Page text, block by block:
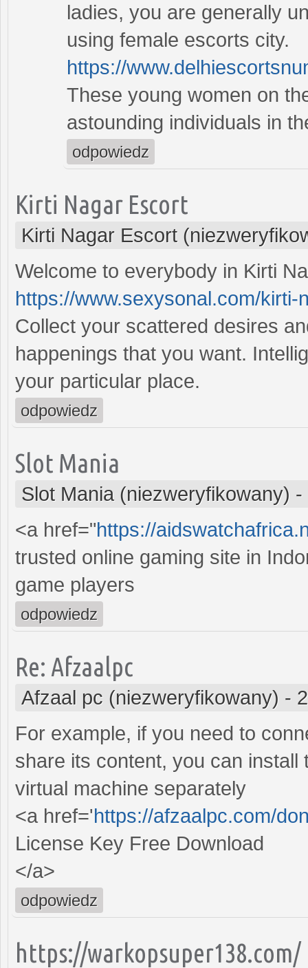
ladies, you are generally
using female escorts city.
https://
These young women on
astounding individuals in
odpowiedz
Kirti Nagar Escort
Kirti Nagar Escort
Welcome to everybody in Kirti
https://www.sexysonal.com/kirti-
Collect your scattered desires
happenings that you want.
your particular place.
odpowiedz
Slot Mania
Slot Mania (niezweryfikowany) -
<a href="https://
trusted online gaming site in
game players
odpowiedz
Re: Afzaalpc
Afzaal pc (niezweryfikowany) -
For example, if you need to
share its content, you can
virtual machine separately
<a href='https://afzaalpc.com/
License Key Free Download
</a>
odpowiedz
https://warkopsuper138.com/